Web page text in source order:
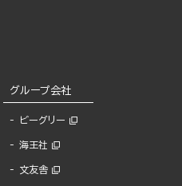
グループ会社
ビーグリー
海王社
文友舎